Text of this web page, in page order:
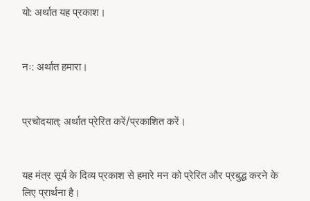
यो: अर्थात यह प्रकाश।
नः: अर्थात हमारा।
प्रचोदयात्: अर्थात प्रेरित करें/प्रकाशित करें।
यह मंत्र सूर्य के दिव्य प्रकाश से हमारे मन को प्रेरित और प्रबुद्ध करने के
लिए प्रार्थना है।